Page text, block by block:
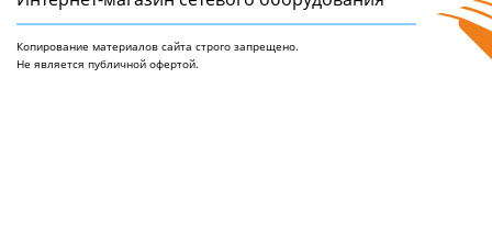
Копирование материалов сайта строго запрещено.
Не является публичной офертой.